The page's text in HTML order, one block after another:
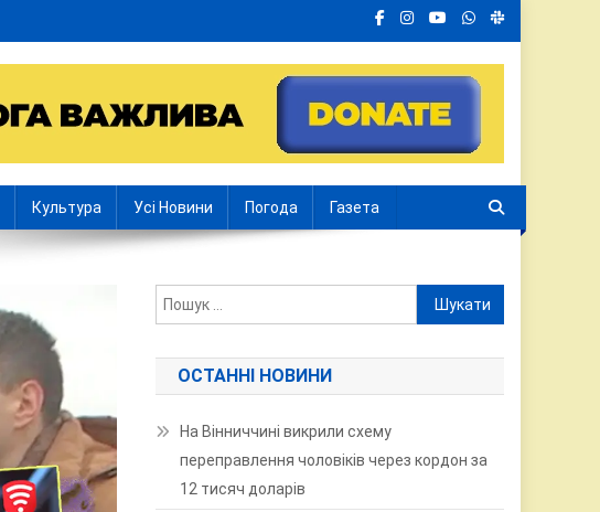
Культура Усі Новини Погода Газета
Пошук:
ОСТАННІ НОВИНИ
На Вінниччині викрили схему
переправлення чоловіків через кордон за
12 тисяч доларів